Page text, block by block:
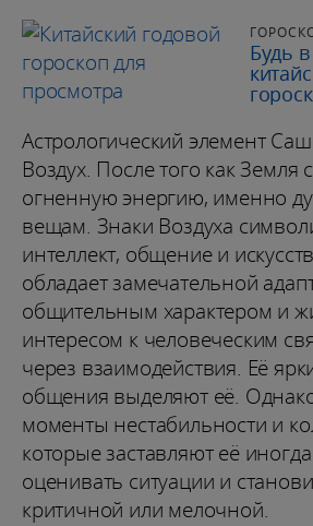
Будь
Астрологический элемент
Воздух. После того как
огненную энергию, именно
вещам. Знаки Воздуха
интеллект, общение и
обладает замечательной
общительным характером и
интересом к человеческим
через взаимодействия. Её
общения выделяют её.
моменты нестабильности и
которые заставляют её
оценивать ситуации и
критичной или мелочной.